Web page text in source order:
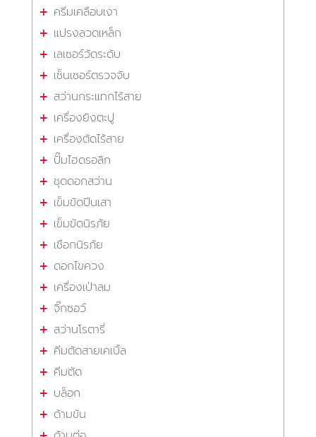
ครีมเคลือบเงา
แปรงลวดเหล็ก
เลเซอร์วัดระดับ
เซ็นเซอร์ตรวจจับ
สว่านกระแทกไร้สาย
เครื่องยิงตะปู
เครื่องตัดไร้สาย
ปั๊มไฮดรอลิก
ชุดดอกสว่าน
เข็มขัดปีนเสา
เข็มขัดนิรภัย
เชือกนิรภัย
ดอกไขควง
เครื่องเป่าลม
จิ๊กซอว์
สว่านโรตารี่
คีมตัดสายเคเบิ้ล
คีมตัด
บล็อก
ด้ามขัน